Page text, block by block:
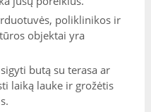
poliklinikos ir
objektai yra
butą su terasa ar
laiką lauke ir grožėtis